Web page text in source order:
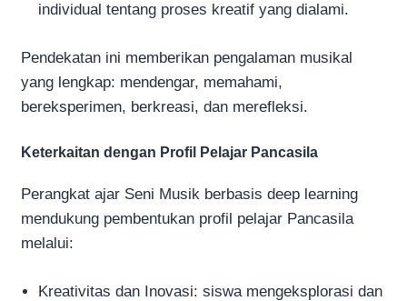
individual tentang proses kreatif yang dialami.
Pendekatan ini memberikan pengalaman musikal
yang lengkap: mendengar, memahami,
bereksperimen, berkreasi, dan merefleksi.
Keterkaitan dengan Profil Pelajar Pancasila
Perangkat ajar Seni Musik berbasis deep learning
mendukung pembentukan profil pelajar Pancasila
melalui:
Kreativitas dan Inovasi: siswa mengeksplorasi dan